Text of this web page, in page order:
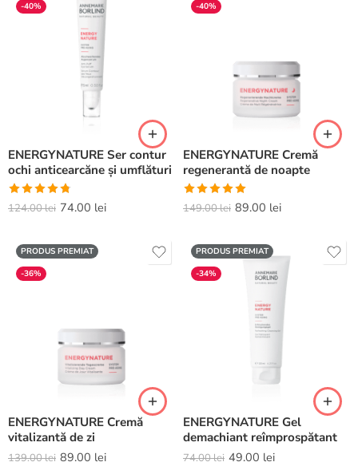
-40%
ENERGYNATURE Ser contur
ochi anticearcăne și umflături
Evaluat la
124.00lei 74.00 lei
-40%
ENERGYNATURE Cremă
regenerantă de noapte
Evaluat la
149.00lei 89.00 lei
PRODUS PREMIAT
-36%
ENERGYNATURE Cremă
vitalizantă de zi
139.00lei 89.00 lei
PRODUS PREMIAT
-34%
ENERGYNATURE Gel
demachiant reîmprospătant
74.00lei 49.00 lei